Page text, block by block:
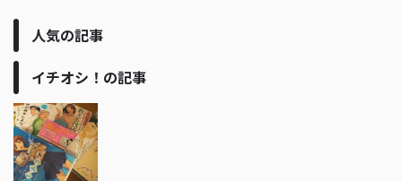
人気の記事
イチオシ！の記事